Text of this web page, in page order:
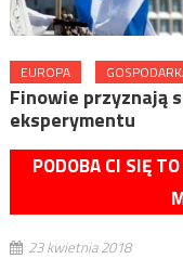
EUROPA
Finowie przyznają
eksperymentu
PODOBA CI SIĘ
23 kwietnia 2018